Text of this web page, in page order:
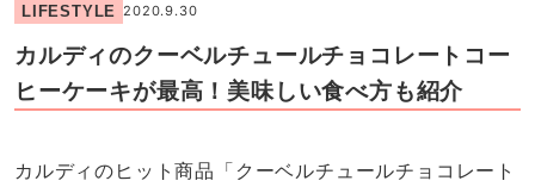
LIFESTYLE 2020.9.30
カルディのクーベルチュールチョコレートコー
ヒーケーキが最高！美味しい食べ方も紹介
カルディのヒット商品「クーベルチュールチョコレート